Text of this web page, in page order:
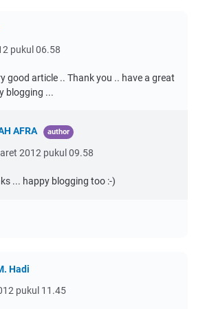
pukul 06.58
good article .. Thank you .. have a great
blogging ...
AFRA
2012 pukul 09.58
... happy blogging too :-)
Hadi
pukul 11.45